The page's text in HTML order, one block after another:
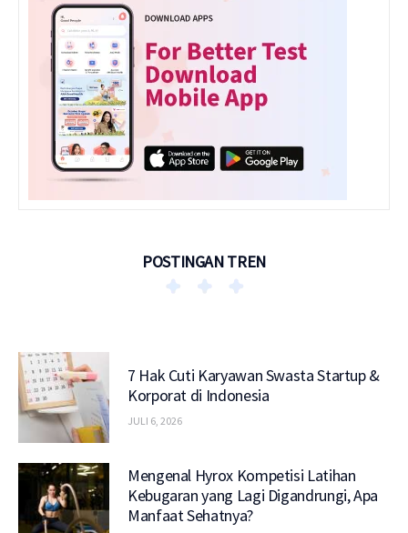
POSTINGAN TREN
7 Hak Cuti Karyawan Swasta Startup &
Korporat di Indonesia
JULI 6, 2026
Mengenal Hyrox Kompetisi Latihan
Kebugaran yang Lagi Digandrungi, Apa
Manfaat Sehatnya?